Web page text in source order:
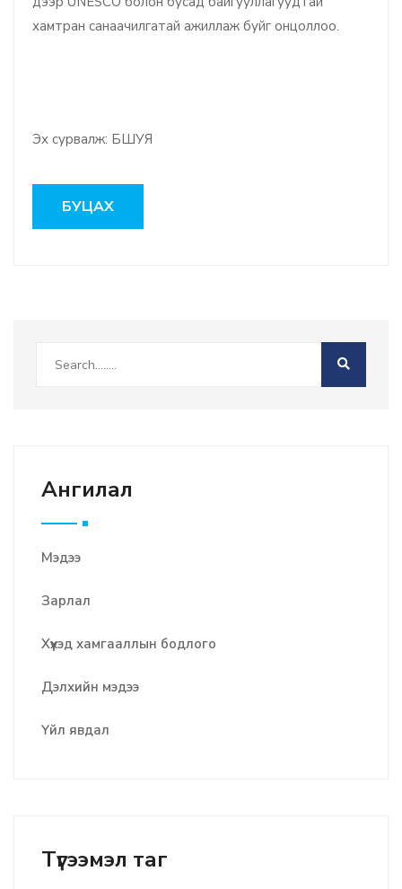
хамтран санаачилгатай ажиллаж буйг онцоллоо.
Эх сурвалж: БШУЯ
БУЦАХ
Ангилал
Мэдээ
Зарлал
Хүүхэд хамгааллын бодлого
Дэлхийн мэдээ
Үйл явдал
Түгээмэл таг